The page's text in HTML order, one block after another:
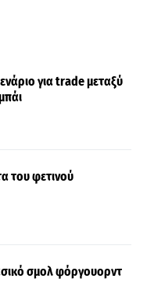
για trade μεταξύ
του φετινού
σμολ φόργουορντ